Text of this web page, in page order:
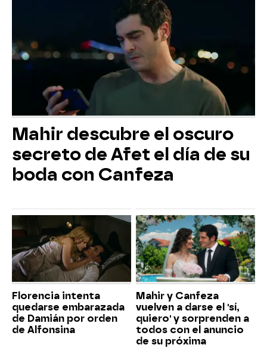
Mahir descubre el oscuro
secreto de Afet el día de su
boda con Canfeza
Florencia intenta
quedarse embarazada
de Damián por orden
de Alfonsina
Mahir y Canfeza
vuelven a darse el 'sí,
quiero' y sorprenden a
todos con el anuncio
de su próxima